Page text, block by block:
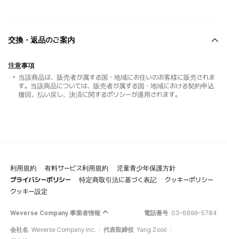
交換・返品のご案内
注意事項
当該商品は、販売者が属する国・地域にお住いのお客様に販売されま
す。当該商品については、販売者が属する国・地域における契約申込
撤回、払い戻し、決済に関するポリシーが適用されます。
利用規約 有料サービス利用規約
児童青少年保護方針
プライバシーポリシー
特定商取引法に基づく表記
クッキーポリシー
クッキー設定
Weverse Company 事業者情報 電話番号 03-6899-5784
会社名 Weverse Company Inc. 代表取締役 Yang Zooil